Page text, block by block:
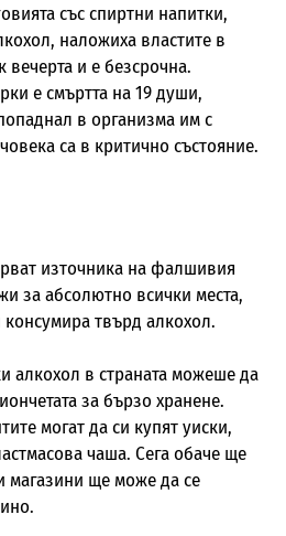
със спиртни напитки,
наложиха властите в
вечерта и е безсрочна.
е смъртта на 19 души,
в организма им с
са в критично състояние.
източника на фалшивия
за абсолютно всички места,
твърд алкохол.
алкохол в страната можеше да
за бързо хранене.
могат да си купят уиски,
чаша. Сега обаче ще
магазини ще може да се